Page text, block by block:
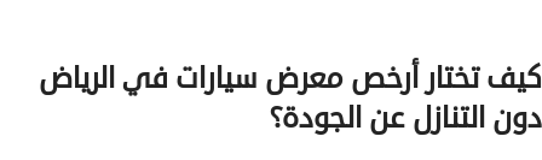
كيف تختار أرخص معرض سيارات في الرياض
دون التنازل عن الجودة؟